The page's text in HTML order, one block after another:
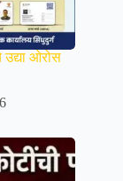
उद्या ओरोस